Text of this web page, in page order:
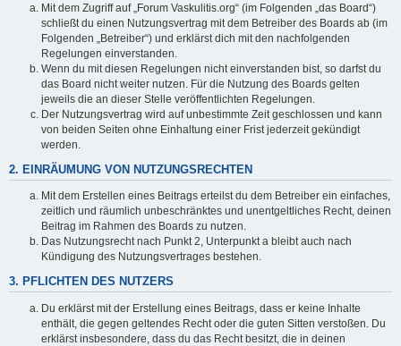
Mit dem Zugriff auf „Forum Vaskulitis.org“ (im Folgenden „das Board“)
schließt du einen Nutzungsvertrag mit dem Betreiber des Boards ab (im
Folgenden „Betreiber“) und erklärst dich mit den nachfolgenden
Regelungen einverstanden.
Wenn du mit diesen Regelungen nicht einverstanden bist, so darfst du
das Board nicht weiter nutzen. Für die Nutzung des Boards gelten
jeweils die an dieser Stelle veröffentlichten Regelungen.
Der Nutzungsvertrag wird auf unbestimmte Zeit geschlossen und kann
von beiden Seiten ohne Einhaltung einer Frist jederzeit gekündigt
werden.
2. EINRÄUMUNG VON NUTZUNGSRECHTEN
Mit dem Erstellen eines Beitrags erteilst du dem Betreiber ein einfaches,
zeitlich und räumlich unbeschränktes und unentgeltliches Recht, deinen
Beitrag im Rahmen des Boards zu nutzen.
Das Nutzungsrecht nach Punkt 2, Unterpunkt a bleibt auch nach
Kündigung des Nutzungsvertrages bestehen.
3. PFLICHTEN DES NUTZERS
Du erklärst mit der Erstellung eines Beitrags, dass er keine Inhalte
enthält, die gegen geltendes Recht oder die guten Sitten verstoßen. Du
erklärst insbesondere, dass du das Recht besitzt, die in deinen